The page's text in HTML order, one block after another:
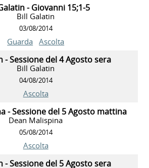
- Giovanni 15;1-5
Bill Galatin
03/08/2014
Guarda Ascolta
- Sessione del 4 Agosto sera
Bill Galatin
04/08/2014
Ascolta
- Sessione del 5 Agosto mattina
Dean Malispina
05/08/2014
Ascolta
- Sessione del 5 Agosto sera